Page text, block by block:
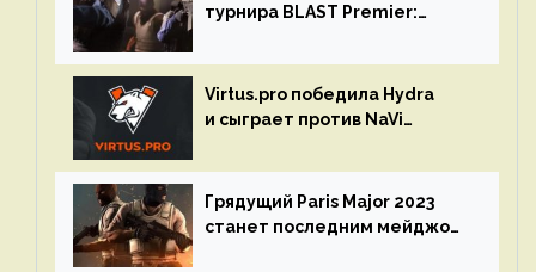
турнира BLAST Premier:
Virtus.pro победила Hydra
и сыграет против NaVi
Грядущий Paris Major 2023
станет последним мейджор-